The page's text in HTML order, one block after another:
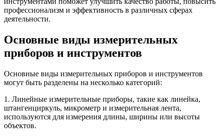
профессионализм и эффективность в различных сферах
деятельности.
Основные виды измерительных
приборов и инструментов
Основные виды измерительных приборов и инструментов
могут быть разделены на несколько категорий:
1. Линейные измерительные приборы, такие как линейка,
штангенциркуль, микрометр и измерительная лента,
используются для измерения длины, ширины или высоты
объектов.